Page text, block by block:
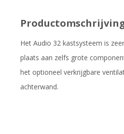
Het Audio 32 kastsysteem is
plaats aan zelfs grote
het optioneel verkrijgbare
achterwand.